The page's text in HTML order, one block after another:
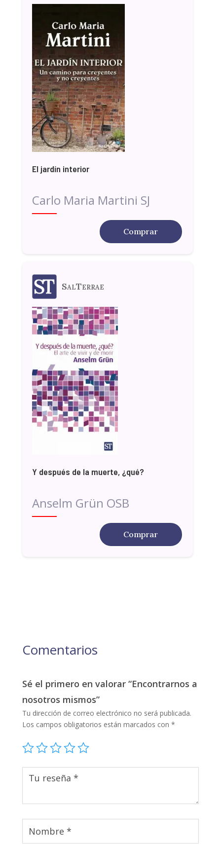
El jardín interior
Carlo Maria Martini SJ
Comprar
SalTerrae
Y después de la muerte, ¿qué?
Anselm Grün OSB
Comprar
Comentarios
Sé el primero en valorar “Encontrarnos a
nosotros mismos”
Tu dirección de correo electrónico no será publicada.
Los campos obligatorios están marcados con *